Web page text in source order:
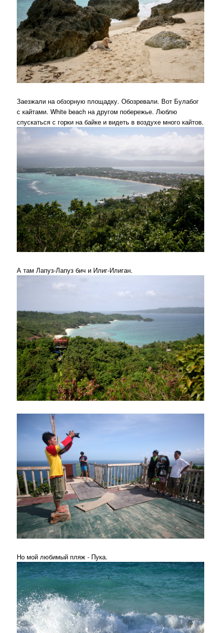
Заезжали на обзорную площадку. Обозревали. Вот Булабог
с кайтами. White beach на другом побережье. Люблю
спускаться с горки на байке и видеть в воздухе много кайтов.
А там Лапуз-Лапуз бич и Илиг-Илиган.
Но мой любимый пляж - Пука.